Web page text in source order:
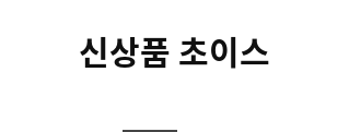
신상품 초이스